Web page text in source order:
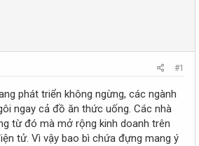
#1
phát triển không ngừng, các ngành
ngay cả đồ ăn thức uống. Các nhà
từ đó mà mở rộng kinh doanh trên
tử. Vì vậy bao bì chứa đựng mang ý